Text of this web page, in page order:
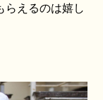
らえるのは嬉し